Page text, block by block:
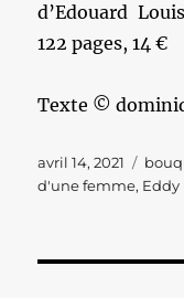
d’Edouard
122 pages, 14 €
Texte ©
Publié
le
avril 14, 2021
d'une femme,